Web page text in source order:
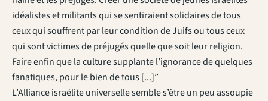
idéalistes et militants qui se sentiraient solidaires de tous
ceux qui souffrent par leur condition de Juifs ou tous ceux
qui sont victimes de préjugés quelle que soit leur religion.
Faire enfin que la culture supplante l’ignorance de quelques
fanatiques, pour le bien de tous [...]”
L’Alliance israélite universelle semble s’être un peu assoupie